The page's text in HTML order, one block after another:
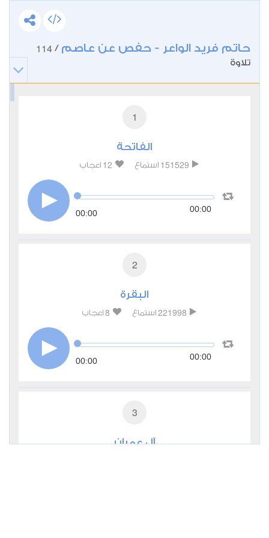
حاتم فريد الواعر - حفص عن عاصم /
114
تلاوة
1
الفاتحة
151529 استماع 12 اعجاب
00:00 00:00
2
البقرة
221998 استماع 8 اعجاب
00:00 00:00
3
آل عمران